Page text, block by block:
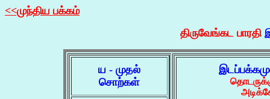
<<முந்திய பக்கம்
திருவேங்கட பாரதி
ய - முதல்
சொற்கள்